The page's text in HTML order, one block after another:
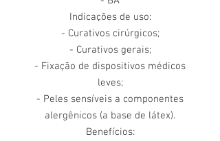
Indicações de uso:
- Curativos cirúrgicos;
- Curativos gerais;
- Fixação de dispositivos médicos
leves;
- Peles sensíveis a componentes
alergênicos (a base de látex).
Benefícios: